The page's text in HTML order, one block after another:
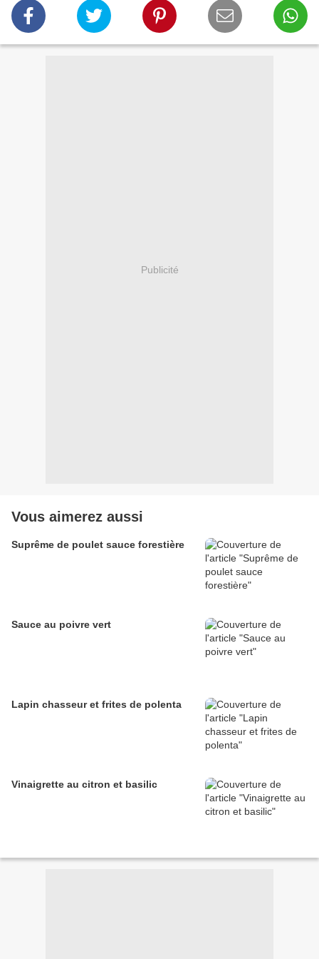
Publicité
Vous aimerez aussi
Suprême de poulet sauce forestière
Sauce au poivre vert
Lapin chasseur et frites de polenta
Vinaigrette au citron et basilic